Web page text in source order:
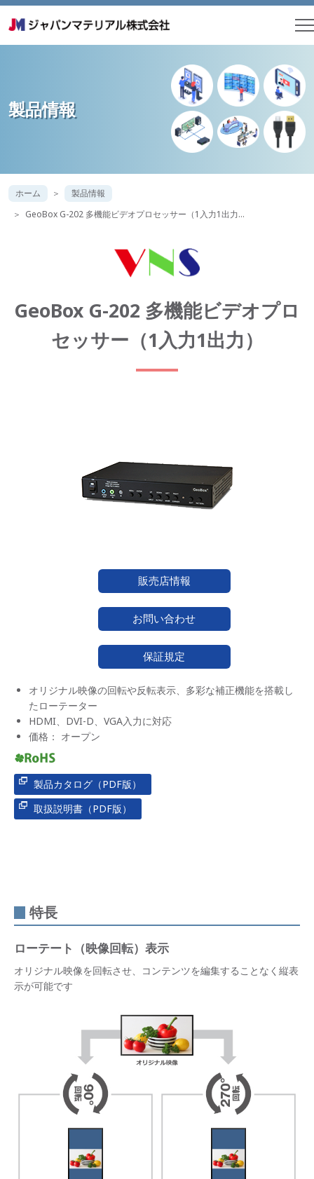
製品情報
ホーム
製品情報
GeoBox G-202 多機能ビデオプロセッサー（1入力1出力…
GeoBox G-202 多機能ビデオプロ
セッサー（1入力1出力）
販売店情報
お問い合わせ
保証規定
オリジナル映像の回転や反転表示、多彩な補正機能を搭載し
たローテーター
HDMI、DVI-D、VGA入力に対応
価格： オープン
製品カタログ（PDF版）
取扱説明書（PDF版）
特長
ローテート（映像回転）表示
オリジナル映像を回転させ、コンテンツを編集することなく縦表
示が可能です